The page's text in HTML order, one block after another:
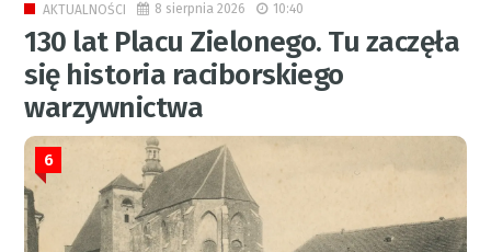
AKTUALNOŚCI 8 sierpnia 2026 10:40
130 lat Placu Zielonego. Tu zaczęła
się historia raciborskiego
warzywnictwa
6